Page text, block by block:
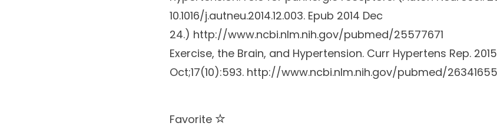
hypertension: role for purinergic receptors. (
10.1016/j.autneu.2014.12.003. Epub 2014 Dec
24.)
http://www.ncbi.nlm.nih.gov/pubmed/25577671
Exercise, the Brain, and Hypertension. Curr Hypertens Rep.2015
http://www.ncbi.nlm.nih.gov/pubmed/26341655